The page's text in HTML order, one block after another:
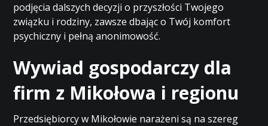
podjęcia dalszych decyzji o przyszłości Twojego
związku i rodziny, zawsze dbając o Twój komfort
psychiczny i pełną anonimowość.
Wywiad gospodarczy dla
firm z Mikołowa i regionu
Przedsiębiorcy w Mikołowie narażeni są na szereg